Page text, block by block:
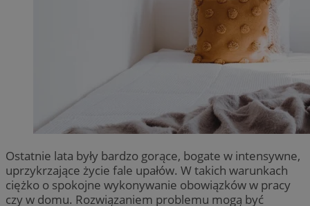
Ostatnie lata były bardzo gorące, bogate w intensywne,
uprzykrzające życie fale upałów. W takich warunkach
ciężko o spokojne wykonywanie obowiązków w pracy
czy w domu. Rozwiązaniem problemu mogą być